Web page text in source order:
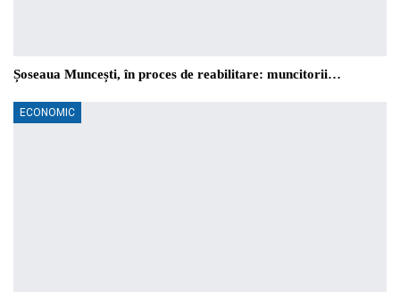
Șoseaua Muncești, în proces de reabilitare: muncitorii…
ECONOMIC